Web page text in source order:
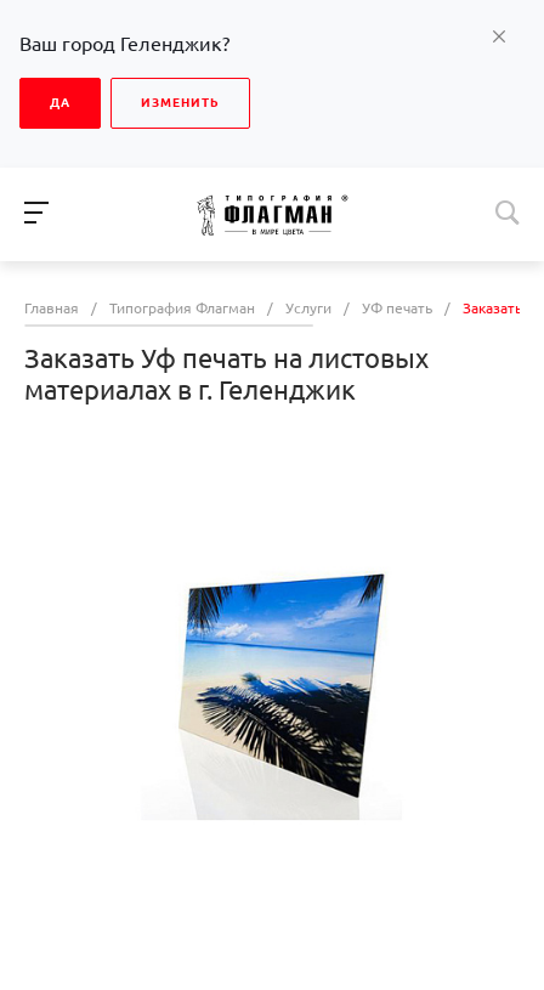
Ваш город Геленджик?
ДА ИЗМЕНИТЬ
Главная / Типография Флагман / Услуги / УФ печать / Заказать
Заказать Уф печать на листовых
материалах в г. Геленджик